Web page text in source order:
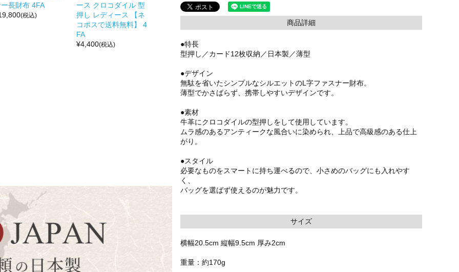
長財布 4FA
(税込)
ース クロコダイル 型
押し レディース 【ネ
コポスで送料無料】 4
FA
¥4,400(税込)
商品詳細
●特長
型押し／カード12枚収納／日本製／薄型
●デザイン
無駄を省いたシンプルなシルエットのL字ファスナー財布。
薄型でかさばらず、携帯しやすいデザインです。
●素材
牛革にクロコダイルの型押しをして使用しています。
ムラ感のあるアンティークな風合いに染められ、上品で高級感のある仕上
がり。
●スタイル
必要なものをスマートに持ち運べるので、小さめのバッグにも入れやす
く、
バッグを選ばず使えるのが魅力です。
サイズ
横幅20.5cm 縦幅9.5cm 厚み2cm
重量：約170g